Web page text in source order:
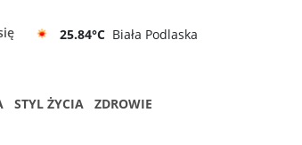
25.84°C Biała Podlaska
STYL ŻYCIA
ZDROWIE